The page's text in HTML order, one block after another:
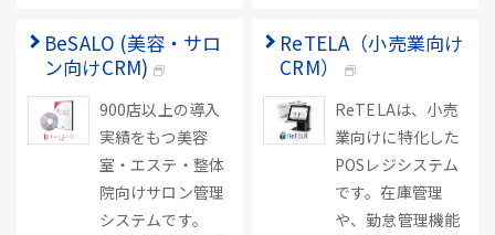
BeSALO (美容・サロ
ン向けCRM)
900店以上の導入
実績をもつ美容
室・エステ・整体
院向けサロン管理
システムです。
ReTELA（小売業向け
CRM）
ReTELAは、小売
業向けに特化した
POSレジシステム
です。在庫管理
や、勤怠管理機能